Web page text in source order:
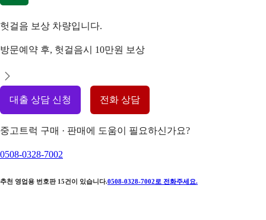
헛걸음 보상 차량입니다.
방문예약 후, 헛걸음시 10만원 보상
대출 상담 신청 전화 상담
중고트럭 구매 · 판매에 도움이 필요하신가요?
0508-0328-7002
추천 영업용 번호판 15건이 있습니다.0508-0328-7002 로 전화주세요.